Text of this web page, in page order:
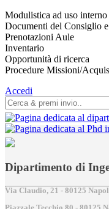
Modulistica ad uso interno
Documenti del Consiglio
Prenotazioni Aule
Inventario
Opportunità di ricerca
Procedure Missioni/
Accedi
Dipartimento di
Via Claudio, 21 - 80125